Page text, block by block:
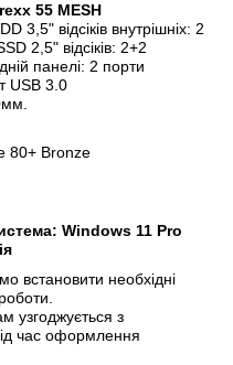
55 MESH
3,5" відсіків внутрішніх: 2
2,5" відсіків: 2+2
панелі: 2 порти
USB 3.0
80+ Bronze
Windows 11 Pro
встановити необхідні
узгоджується з
час оформлення